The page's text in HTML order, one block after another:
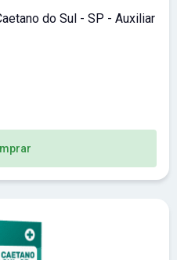
do Sul - SP - Auxiliar